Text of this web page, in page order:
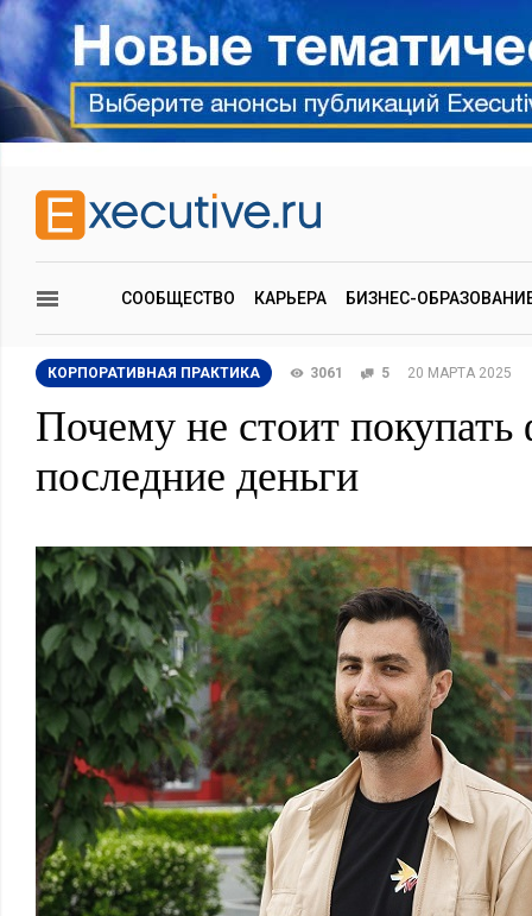
СООБЩЕСТВО КАРЬЕРА БИЗНЕС-
КОРПОРАТИВНАЯ ПРАКТИКА 3061 5 20 МАРТА 2025
Почему не стоит
последние деньги